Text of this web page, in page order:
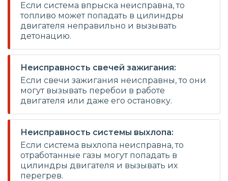
Если система впрыска неисправна, то
топливо может попадать в цилиндры
двигателя неправильно и вызывать
детонацию.
Неисправность свечей зажигания:
Если свечи зажигания неисправны, то они
могут вызывать перебои в работе
двигателя или даже его остановку.
Неисправность системы выхлопа:
Если система выхлопа неисправна, то
отработанные газы могут попадать в
цилиндры двигателя и вызывать их
перегрев.